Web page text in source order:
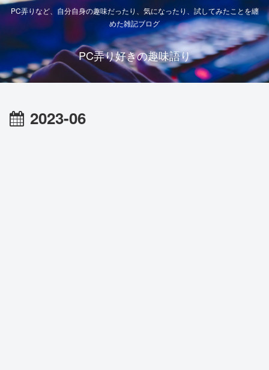
PC弄りなど、自分自身の趣味だったり、気になったり、試してみたことを纏
めた雑記ブログ
PC弄り好きの趣味語り
2023-06